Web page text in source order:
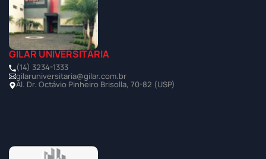
GILAR UNIVERSITÁRIA
(14) 3234-1333
gilaruniversitaria@gilar.com.br
Al. Dr. Octávio Pinheiro Brisolla, 70-82 (USP)